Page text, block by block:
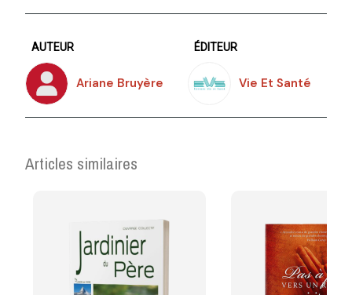
AUTEUR
Ariane Bruyère
ÉDITEUR
Vie Et Santé
Articles similaires